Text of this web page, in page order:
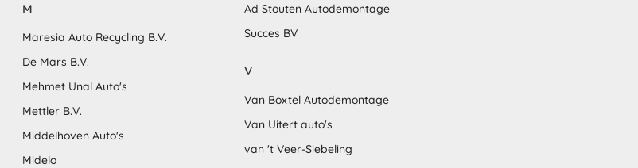
M
Maresia Auto Recycling B.V.
De Mars B.V.
Mehmet Unal Auto's
Mettler B.V.
Middelhoven Auto's
Midelo
Ad Stouten Autodemontage
Succes BV
V
Van Boxtel Autodemontage
Van Uitert auto's
van 't Veer-Siebeling